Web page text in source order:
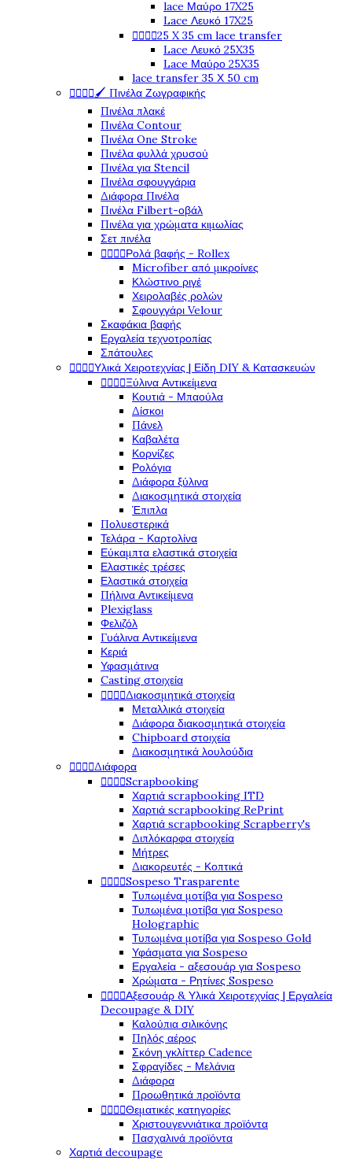
lace Μαύρο 17X25
Lace Λευκό 17X25
25 X 35 cm lace transfer
Lace Λευκό 25X35
Lace Μαύρο 25X35
lace transfer 35 Χ 50 cm
🖌️ Πινέλα Ζωγραφικής
Πινέλα πλακέ
Πινέλα Contour
Πινέλα One Stroke
Πινέλα φυλλά χρυσού
Πινέλα για Stencil
Πινέλα σφουγγάρια
Διάφορα Πινέλα
Πινέλα Filbert-οβάλ
Πινέλα για χρώματα κιμωλίας
Σετ πινέλα
Ρολά βαφής - Rollex
Microfiber από μικροίνες
Κλώστινο ριγέ
Χειρολαβές ρολών
Σφουγγάρι Velour
Σκαφάκια βαφής
Εργαλεία τεχνοτροπίας
Σπάτουλες
Υλικά Χειροτεχνίας | Είδη DIY & Κατασκευών
Ξύλινα Αντικείμενα
Κουτιά - Μπαούλα
Δίσκοι
Πάνελ
Καβαλέτα
Κορνίζες
Ρολόγια
Διάφορα ξύλινα
Διακοσμητικά στοιχεία
Έπιπλα
Πολυεστερικά
Τελάρα - Καρτολίνα
Εύκαμπτα ελαστικά στοιχεία
Ελαστικές τρέσες
Ελαστικά στοιχεία
Πήλινα Αντικείμενα
Plexiglass
Φελιζόλ
Γυάλινα Αντικείμενα
Κεριά
Υφασμάτινα
Casting στοιχεία
Διακοσμητικά στοιχεία
Μεταλλικά στοιχεία
Διάφορα διακοσμητικά στοιχεία
Chipboard στοιχεία
Διακοσμητικά λουλούδια
Διάφορα
Scrapbooking
Χαρτιά scrapbooking ITD
Χαρτιά scrapbooking RePrint
Χαρτιά scrapbooking Scrapberry's
Διπλόκαρφα στοιχεία
Μήτρες
Διακορευτές - Κοπτικά
Sospeso Trasparente
Τυπωμένα μοτίβα για Sospeso
Τυπωμένα μοτίβα για Sospeso
Holographic
Τυπωμένα μοτίβα για Sospeso Gold
Υφάσματα για Sospeso
Εργαλεία - αξεσουάρ για Sospeso
Χρώματα - Ρητίνες Sospeso
Αξεσουάρ & Υλικά Χειροτεχνίας | Εργαλεία
Decoupage & DIY
Καλούπια σιλικόνης
Πηλός αέρος
Σκόνη γκλίττερ Cadence
Σφραγίδες - Μελάνια
Διάφορα
Προωθητικά προϊόντα
Θεματικές κατηγορίες
Χριστουγεννιάτικα προϊόντα
Πασχαλινά προϊόντα
Χαρτιά decoupage